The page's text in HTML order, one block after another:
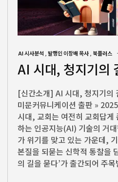
AI 시사분석 발행인 이창배 목사 북플러스
AI 시대, 청지기의
[신간소개] AI 시대, 청지기의
미문커뮤니케이션 출판 »
시대, 교회는 여전히 교회답게
하는 인공지능(AI) 기술의 거
가 위기를 맞고 있는 가운데,
본질을 되묻는 신학적 통찰을
의 길을 묻다’가 출간되어 주